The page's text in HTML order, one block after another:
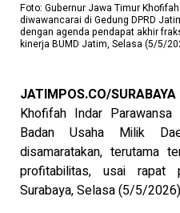
Foto: Gubernur Jawa Timur
diwawancarai di Gedung DPRD
dengan agenda pendapat akhir
kinerja BUMD Jatim, Selasa (5/5/
JATIMPOS.CO/
Khofifah Indar
Badan Usaha Milik
disamaratakan, terutama
profitabilitas, usai rapat
Surabaya, Selasa (5/5/